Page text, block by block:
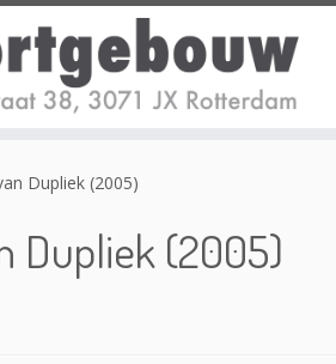
Dupliek (2005)
Dupliek (2005)